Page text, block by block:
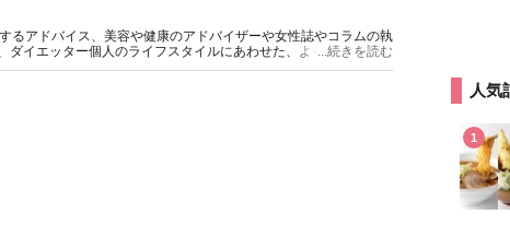
るアドバイス、美容や健康のアドバイザーや女性誌やコラムの執
イエッター個人のライフスタイルにあわせた、より実現可能な
...続きを読む
人気
1